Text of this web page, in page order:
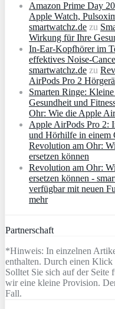
Amazon Prime Day
Apple Watch,
smartwatchz.de zu
Wirkung für Ihre
In-Ear-Kopfhörer im
effektives Noise-
smartwatchz.de zu
AirPods Pro 2
Smarten Ringe:
Gesundheit und
Ohr: Wie die Apple
Apple AirPods Pro 2:
und Hörhilfe in einem
Revolution am Ohr:
ersetzen können
Revolution am Ohr:
ersetzen können -
verfügbar mit neuen
mehr
Partnerschaft
*Hinweis: In einzelnen
enthalten. Durch einen Klick
Solltet Sie sich auf der Seite
wir eine kleine Provision.
Fall.